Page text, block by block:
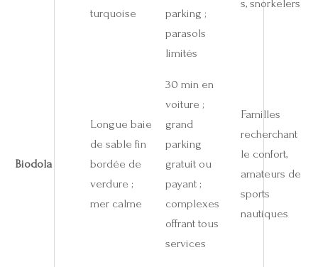
turquoise
parking ;
parasols
limités
s, snorkelers
Biodola
Longue baie
de sable fin
bordée de
verdure ;
mer calme
30 min en
voiture ;
grand
parking
gratuit ou
payant ;
complexes
offrant tous
services
Familles
recherchant
le confort,
amateurs de
sports
nautiques